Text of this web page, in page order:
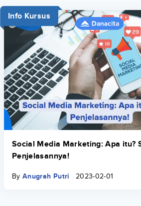
Info Kursus
Social Media Marketing: Apa itu?
Penjelasannya!
By Anugrah Putri 2023-02-01